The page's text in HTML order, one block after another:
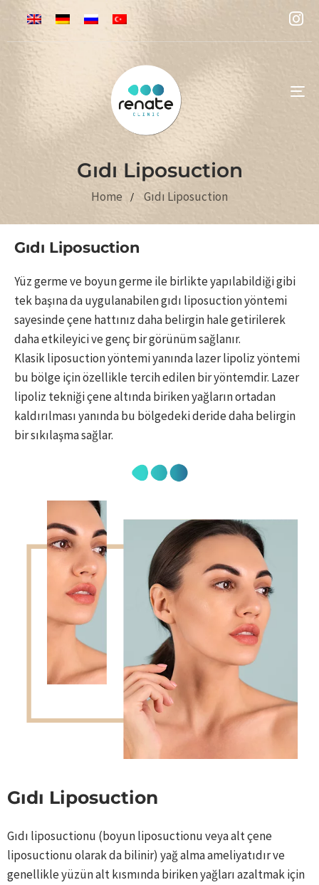
Gıdı Liposuction
Home Gıdı Liposuction
Gıdı Liposuction
Yüz germe ve boyun germe ile birlikte yapılabildiği gibi
tek başına da uygulanabilen gıdı liposuction yöntemi
sayesinde çene hattınız daha belirgin hale getirilerek
daha etkileyici ve genç bir görünüm sağlanır.
Klasik liposuction yöntemi yanında lazer lipoliz yöntemi
bu bölge için özellikle tercih edilen bir yöntemdir. Lazer
lipoliz tekniği çene altında biriken yağların ortadan
kaldırılması yanında bu bölgedeki deride daha belirgin
bir sıkılaşma sağlar.
Gıdı Liposuction
Gıdı liposuctionu (boyun liposuctionu veya alt çene
liposuctionu olarak da bilinir) yağ alma ameliyatıdır ve
genellikle yüzün alt kısmında biriken yağları azaltmak için